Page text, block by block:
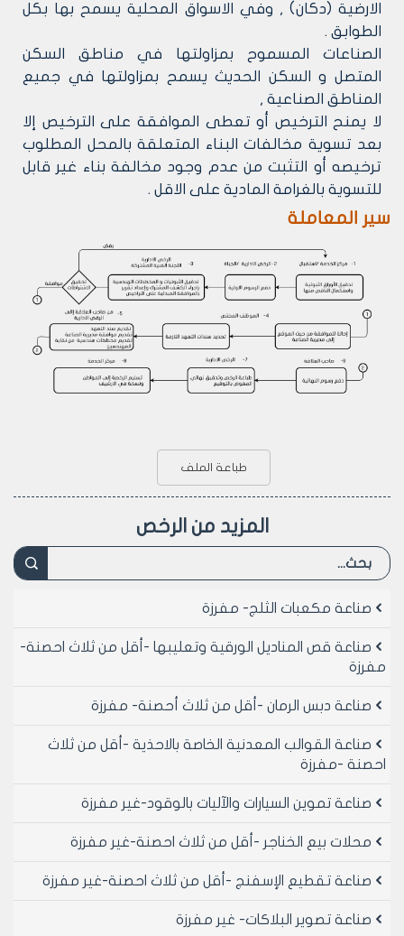
الارضية (دكان) , وفي الاسواق المحلية يسمح بها بكل
الطوابق .
الصناعات المسموح بمزاولتها في مناطق السكن
المتصل و السكن الحديث يسمح بمزاولتها في جميع
المناطق الصناعية ,
لا يمنح الترخيص أو تعطى الموافقة على الترخيص إلا
بعد تسوية مخالفات البناء المتعلقة بالمحل المطلوب
ترخيصه أو التثبت من عدم وجود مخالفة بناء غير قابل
للتسوية بالغرامة المادية على الاقل .
سير المعاملة
طباعة الملف
المزيد من الرخص
صناعة مكعبات الثلج- مفرزة
صناعة قص المناديل الورقية وتعليبها -أقل من ثلاث احصنة-
مفرزة
صناعة دبس الرمان -أقل من ثلاث أحصنة- مفرزة
صناعة القوالب المعدنية الخاصة بالاحذية -أقل من ثلاث
احصنة -مفرزة
صناعة تموين السيارات والآليات بالوقود-غير مفرزة
محلات بيع الخناجر -أقل من ثلاث احصنة-غير مفرزة
صناعة تقطيع الإسفنج -أقل من ثلاث احصنة-غير مفرزة
صناعة تصوير البلاكات- غير مفرزة